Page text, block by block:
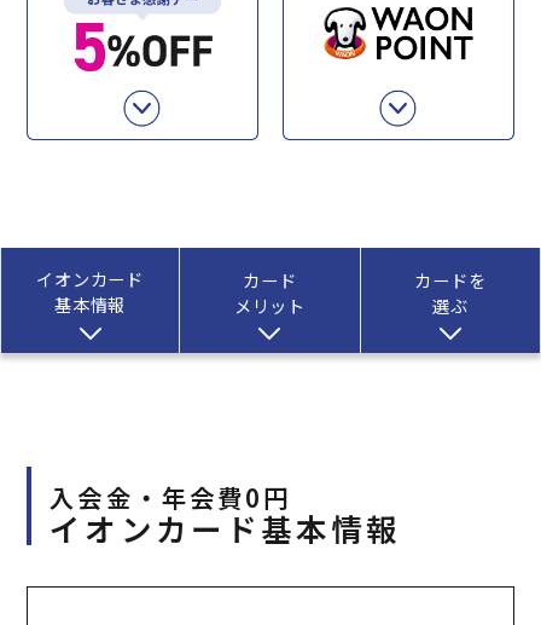
イオンカード
基本情報
カード
メリット
カードを
選ぶ
入会金・年会費0円
イオンカード基本情報